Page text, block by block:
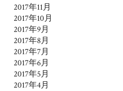
2017年11月
2017年10月
2017年9月
2017年8月
2017年7月
2017年6月
2017年5月
2017年4月